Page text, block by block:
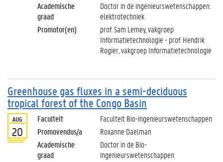
Academische
graad
Doctor in de ingenieurswetenschappen:
elektrotechniek
Promotor(en)
prof. Sam Lemey, vakgroep
Informatietechnologie - prof. Hendrik
Rogier, vakgroep Informatietechnologie
Greenhouse gas fluxes in a semi-deciduous
tropical forest of the Congo Basin
AUG
20
Faculteit
Faculteit Bio-ingenieurswetenschappen
Promovendus/a
Roxanne Daelman
Academische
graad
Doctor in de Bio-
ingenieurswetenschappen